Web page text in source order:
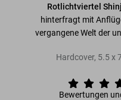
Rotlichtviertel
hinterfragt mit
vergangene Welt der
Hardcover, 5.5x
Bewertungen